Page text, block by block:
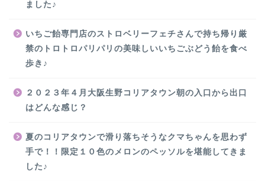
ました♪
いちご飴専門店のストロベリーフェチさんで持ち帰り厳
禁のトロトロパリパリの美味しいいちごぶどう飴を食べ
歩き♪
２０２３年４月大阪生野コリアタウン朝の入口から出口
はどんな感じ？
夏のコリアタウンで滑り落ちそうなクマちゃんを思わず
手で！！限定１０色のメロンのペッソルを堪能してきま
した♪